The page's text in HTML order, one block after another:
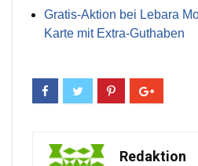
Gratis-Aktion bei Lebara
Karte mit Extra-Guthaben
Redaktion